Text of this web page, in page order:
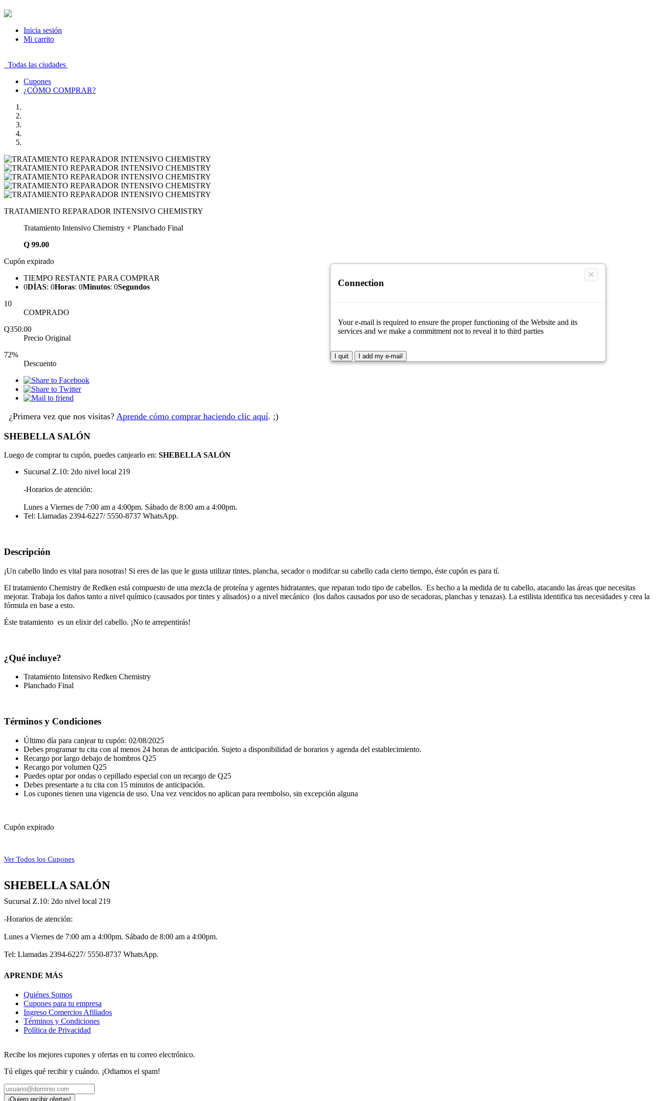
Inicia sesión
Mi carrito
Todas las ciudades
Cupones
¿CÓMO COMPRAR?
TRATAMIENTO REPARADOR INTENSIVO CHEMISTRY
Tratamiento Intensivo Chemistry + Planchado Final
Q 99.00
Cupón expirado
TIEMPO RESTANTE PARA COMPRAR
0DÍAS: 0Horas: 0Minutos: 0Segundos
10
COMPRADO
Q350.00
Precio Original
72%
Descuento
¿Primera vez que nos visitas? Aprende cómo comprar haciendo clic aquí. ;)
SHEBELLA SALÓN
Luego de comprar tu cupón, puedes canjearlo en: SHEBELLA SALÓN
Sucursal Z.10: 2do nivel local 219
-Horarios de atención:
Lunes a Viernes de 7:00 am a 4:00pm. Sábado de 8:00 am a 4:00pm.
Tel: Llamadas 2394-6227/ 5550-8737 WhatsApp.
Descripción
¡Un cabello lindo es vital para nosotras! Si eres de las que le gusta utilizar tintes, plancha, secador o modifcar su cabello cada cierto tiempo, éste cupón es para tí.
El tratamiento Chemistry de Redken está compuesto de una mezcla de proteína y agentes hidratantes, que reparan todo tipo de cabellos. Es hecho a la medida de tu cabello, atacando las áreas que necesitas
mejorar. Trabaja los daños tanto a nivel químico (causados por tintes y alisados) o a nivel mecánico (los daños causados por uso de secadoras, planchas y tenazas). La estilista identifica tus necesidades y crea la
fórmula en base a esto.
Éste tratamiento es un elixir del cabello. ¡No te arrepentirás!
¿Qué incluye?
Tratamiento Intensivo Redken Chemistry
Planchado Final
Términos y Condiciones
Último día para canjear tu cupón: 02/08/2025
Debes programar tu cita con al menos 24 horas de anticipación. Sujeto a disponibilidad de horarios y agenda del establecimiento.
Recargo por largo debajo de hombros Q25
Recargo por volumen Q25
Puedes optar por ondas o cepillado especial con un recargo de Q25
Debes presentarte a tu cita con 15 minutos de anticipación.
Los cupones tienen una vigencia de uso. Una vez vencidos no aplican para reembolso, sin excepción alguna
Cupón expirado
Ver Todos los Cupones
SHEBELLA SALÓN
Sucursal Z.10: 2do nivel local 219
-Horarios de atención:
Lunes a Viernes de 7:00 am a 4:00pm. Sábado de 8:00 am a 4:00pm.
Tel: Llamadas 2394-6227/ 5550-8737 WhatsApp.
APRENDE MÁS
Quiénes Somos
Cupones para tu empresa
Ingreso Comercios Afiliados
Términos y Condiciones
Política de Privacidad
Recibe los mejores cupones y ofertas en tu correo electrónico.
Tú eliges qué recibir y cuándo. ¡Odiamos el spam!
×
Connection
Your e-mail is required to ensure the proper functioning of the Website and its
services and we make a commitment not to reveal it to third parties
I quit I add my e-mail